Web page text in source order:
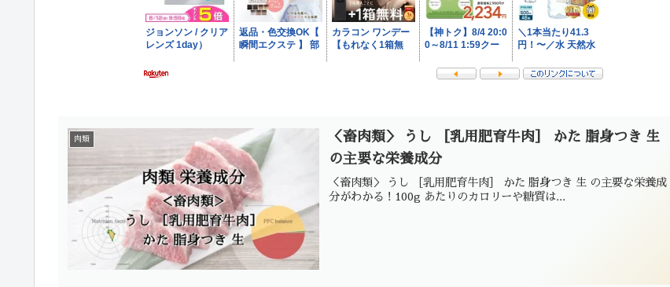
肉類
＜畜肉類＞ うし ［乳用肥育牛肉］ かた 脂身つき 生
の主要な栄養成分
＜畜肉類＞ うし ［乳用肥育牛肉］ かた 脂身つき 生 の主要な栄養成
分がわかる！100g あたりのカロリーや糖質は...